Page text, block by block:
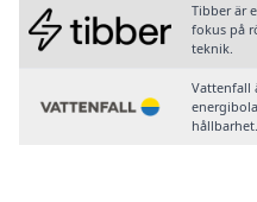
Tibber är
fokus på
teknik.
Vattenfall
hållbarhet.